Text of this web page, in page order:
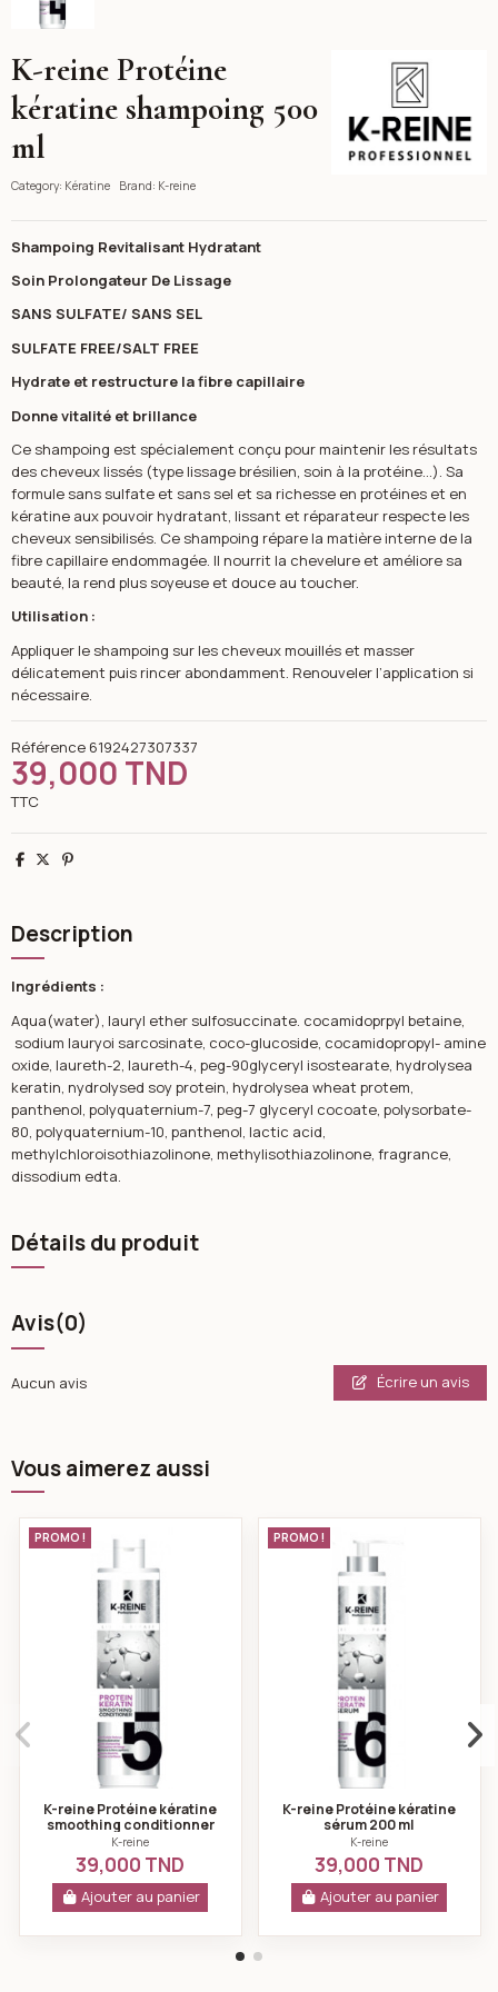
K-reine Protéine
kératine shampoing 500
ml
Category: Kératine Brand: K-reine
Shampoing Revitalisant Hydratant
Soin Prolongateur De Lissage
SANS SULFATE/ SANS SEL
SULFATE FREE/SALT FREE
Hydrate et restructure la fibre capillaire
Donne vitalité et brillance
Ce shampoing est spécialement conçu pour maintenir les résultats
des cheveux lissés (type lissage brésilien, soin à la protéine...). Sa
formule sans sulfate et sans sel et sa richesse en protéines et en
kératine aux pouvoir hydratant, lissant et réparateur respecte les
cheveux sensibilisés. Ce shampoing répare la matière interne de la
fibre capillaire endommagée. Il nourrit la chevelure et améliore sa
beauté, la rend plus soyeuse et douce au toucher.
Utilisation :
Appliquer le shampoing sur les cheveux mouillés et masser
délicatement puis rincer abondamment. Renouveler l’application si
nécessaire.
Référence 6192427307337
39,000 TND
TTC
Partager
TweetPinterest
Description
Ingrédients :
Aqua(water), lauryl ether sulfosuccinate. cocamidoprpyl betaine,
sodium lauryoi sarcosinate, coco-glucoside, cocamidopropyl- amine
oxide, laureth-2, laureth-4, peg-90glyceryl isostearate, hydrolysea
keratin, nydrolysed soy protein, hydrolysea wheat protem,
panthenol, polyquaternium-7, peg-7 glyceryl cocoate, polysorbate-
80, polyquaternium-10, panthenol, lactic acid,
methylchloroisothiazolinone, methylisothiazolinone, fragrance,
dissodium edta.
Détails du produit
Avis(0)
Aucun avis Écrire un avis
Vous aimerez aussi
K-reine Protéine kératine smoothing conditionner
PROMO !
K-reine Protéine kératine
smoothing conditionner
500 ml
K-reine
39,000 TND
Ajouter au panier
PROMO !
K-reine Protéine kératine
sérum 200 ml
K-reine
39,000 TND
Ajouter au panier